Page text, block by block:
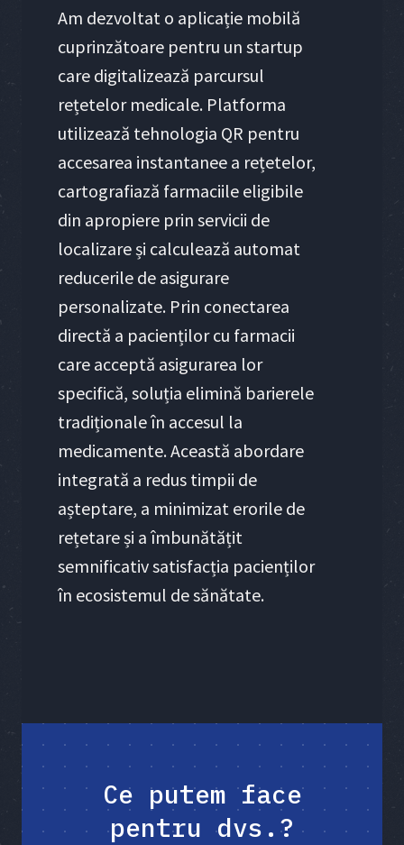
Am dezvoltat o aplicație mobilă
cuprinzătoare pentru un startup
care digitalizează parcursul
rețetelor medicale. Platforma
utilizează tehnologia QR pentru
accesarea instantanee a rețetelor,
cartografiază farmaciile eligibile
din apropiere prin servicii de
localizare și calculează automat
reducerile de asigurare
personalizate. Prin conectarea
directă a pacienților cu farmacii
care acceptă asigurarea lor
specifică, soluția elimină barierele
tradiționale în accesul la
medicamente. Această abordare
integrată a redus timpii de
așteptare, a minimizat erorile de
rețetare și a îmbunătățit
semnificativ satisfacția pacienților
în ecosistemul de sănătate.
Ce putem face
pentru dvs.?